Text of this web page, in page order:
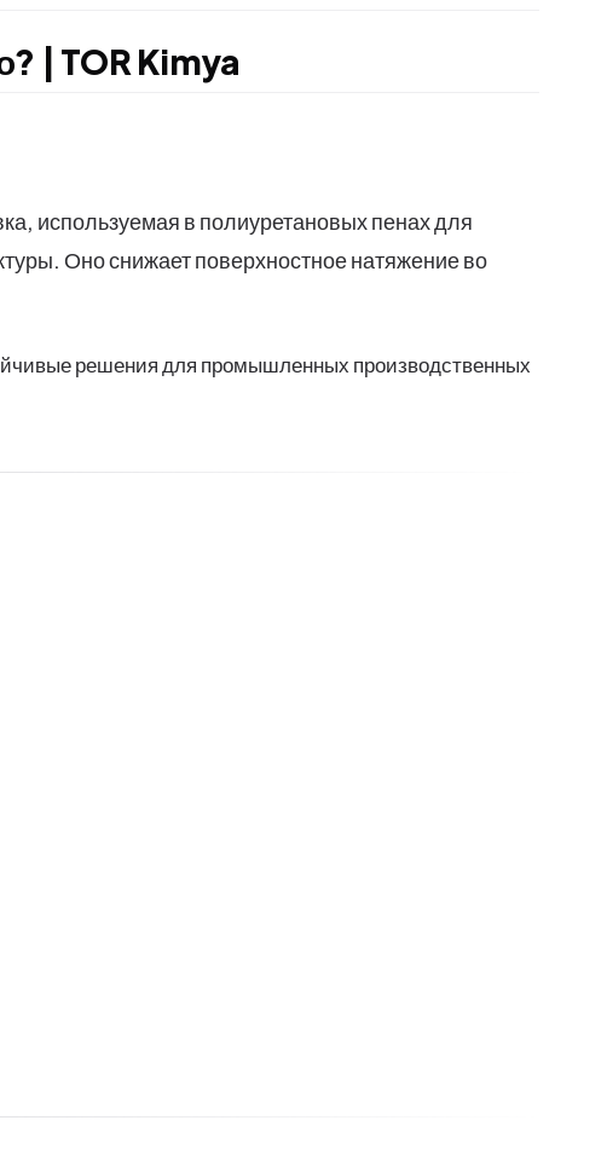
| TOR Kimya
используемая в полиуретановых пенах для
Оно снижает поверхностное натяжение во
решения для промышленных производственных